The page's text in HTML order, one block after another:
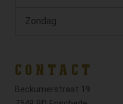
Zondag
CONTACT
Beckumerstraat 19